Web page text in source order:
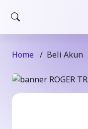
Home / Beli Akun